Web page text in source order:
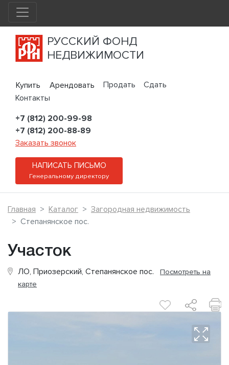
РУССКИЙ ФОНД
НЕДВИЖИМОСТИ
Купить Арендовать Продать
Сдать
Контакты
+7 (812) 200-99-98
+7 (812) 200-88-89
Заказать звонок
НАПИСАТЬ ПИСЬМО
Генеральному директору
Главная Каталог
Загородная недвижимость
Степанянское пос.
Участок
ЛО, Приозерский, Степанянское пос. Посмотреть на
карте